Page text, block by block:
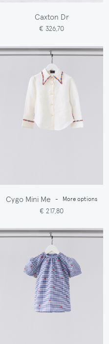
Caxton Dr
€ 326,70
Cygo Mini Me - More options
€ 217,80